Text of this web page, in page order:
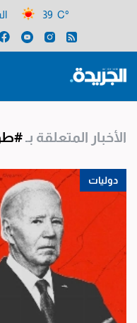
39 C°
الأخبار المتعلقة بـ
دوليات